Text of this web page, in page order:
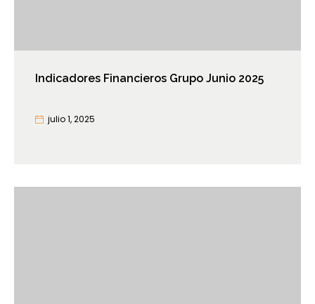
Indicadores Financieros Grupo Junio 2025
julio 1, 2025